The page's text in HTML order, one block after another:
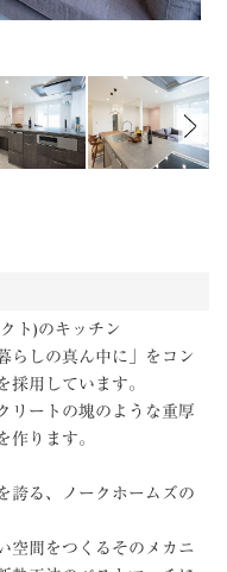
ト)のキッチン
らしの真ん中に」をコン
採用しています。
リートの塊のような重厚
作ります。
誇る、ノークホームズの
空間をつくるそのメカニ